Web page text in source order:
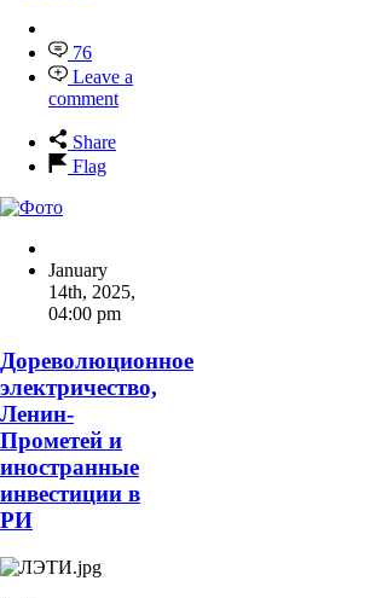
76
Leave a
comment
Share
Flag
January
14th, 2025,
04:00 pm
Дореволюционное
электричество,
Ленин-
Прометей и
иностранные
инвестиции в
РИ